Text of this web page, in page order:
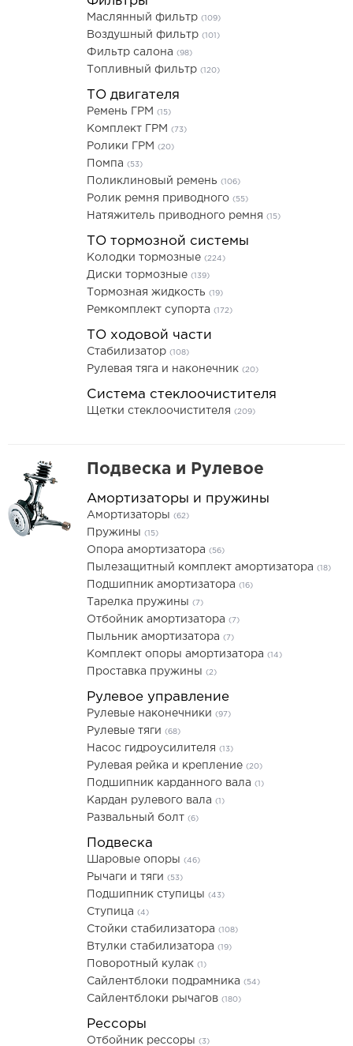
Маслянный фильтр (109)
Воздушный фильтр (101)
Фильтр салона (98)
Топливный фильтр (120)
ТО двигателя
Ремень ГРМ (15)
Комплект ГРМ (73)
Ролики ГРМ (20)
Помпа (53)
Поликлиновый ремень (106)
Ролик ремня приводного (55)
Натяжитель приводного ремня (15)
ТО тормозной системы
Колодки тормозные (224)
Диски тормозные (139)
Тормозная жидкость (19)
Ремкомплект супорта (172)
ТО ходовой части
Стабилизатор (108)
Рулевая тяга и наконечник (20)
Система стеклоочистителя
Щетки стеклоочистителя (209)
Подвеска и Рулевое
Амортизаторы и пружины
Амортизаторы (62)
Пружины (15)
Опора амортизатора (56)
Пылезащитный комплект амортизатора (18)
Подшипник амортизатора (16)
Тарелка пружины (7)
Отбойник амортизатора (7)
Пыльник амортизатора (7)
Комплект опоры амортизатора (14)
Проставка пружины (2)
Рулевое управление
Рулевые наконечники (97)
Рулевые тяги (68)
Насос гидроусилителя (13)
Рулевая рейка и крепление (20)
Подшипник карданного вала (1)
Кардан рулевого вала (1)
Развальный болт (6)
Подвеска
Шаровые опоры (46)
Рычаги и тяги (53)
Подшипник ступицы (43)
Ступица (4)
Стойки стабилизатора (108)
Втулки стабилизатора (19)
Поворотный кулак (1)
Сайлентблоки подрамника (54)
Сайлентблоки рычагов (180)
Рессоры
Отбойник рессоры (3)